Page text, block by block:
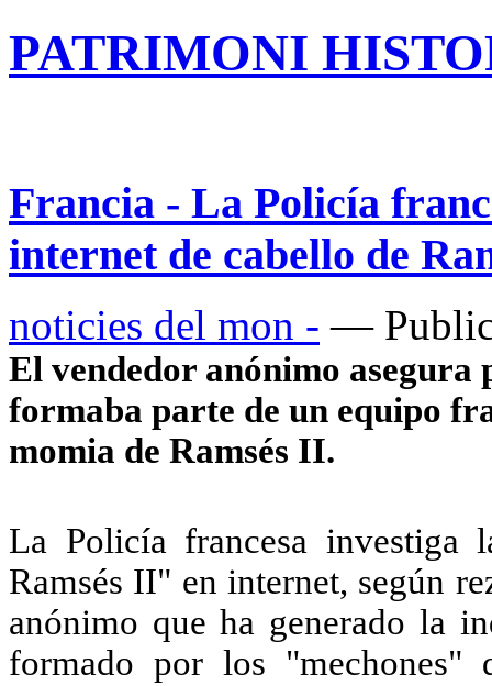
PATRIMONI
Francia - La Policía
internet de cabello de
noticies del mon - —
El vendedor anónimo asegura
formaba parte de un equipo
momia de Ramsés II.
La Policía francesa investiga
Ramsés II" en internet, según
anónimo que ha generado la
formado por los